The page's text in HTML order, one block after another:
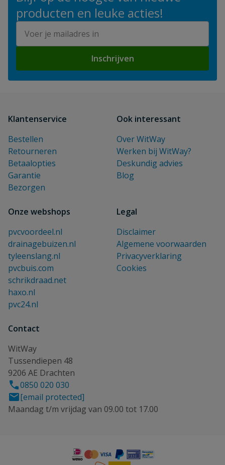
producten en leuke acties!
Inschrijven
Klantenservice
Bestellen
Retourneren
Betaalopties
Garantie
Bezorgen
Ook interessant
Over WitWay
Werken bij WitWay?
Deskundig advies
Blog
Onze webshops
pvcvoordeel.nl
drainagebuizen.nl
tyleenslang.nl
pvcbuis.com
schrikdraad.net
haxo.nl
pvc24.nl
Legal
Disclaimer
Algemene voorwaarden
Privacyverklaring
Cookies
Contact
WitWay
Tussendiepen 48
9206 AE Drachten
0850 020 030
[email protected]
Maandag t/m vrijdag van 09.00 tot 17.00